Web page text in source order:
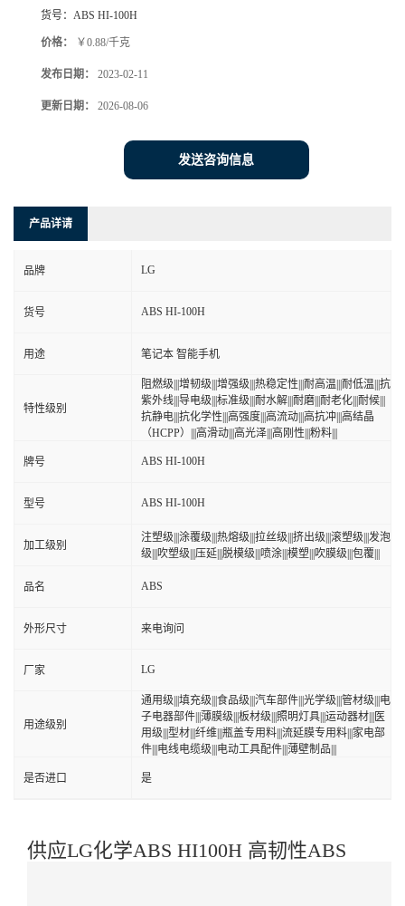
货号： ABS HI-100H
价格： ￥0.88/千克
发布日期： 2023-02-11
更新日期： 2026-08-06
发送咨询信息
产品详请
品牌 LG
货号 ABS HI-100H
用途 笔记本 智能手机
特性级别
阻燃级|||增韧级|||增强级|||热稳定性|||耐高温|||耐低温|||抗
紫外线|||导电级|||标准级|||耐水解|||耐磨|||耐老化|||耐候|||
抗静电|||抗化学性|||高强度|||高流动|||高抗冲|||高结晶
（HCPP）|||高滑动|||高光泽|||高刚性|||粉料|||
牌号 ABS HI-100H
型号 ABS HI-100H
加工级别
注塑级|||涂覆级|||热熔级|||拉丝级|||挤出级|||滚塑级|||发泡
级|||吹塑级|||压延|||脱模级|||喷涂|||模塑|||吹膜级|||包覆|||
品名 ABS
外形尺寸 来电询问
厂家 LG
用途级别
通用级|||填充级|||食品级|||汽车部件|||光学级|||管材级|||电
子电器部件|||薄膜级|||板材级|||照明灯具|||运动器材|||医
用级|||型材|||纤维|||瓶盖专用料|||流延膜专用料|||家电部
件|||电线电缆级|||电动工具配件|||薄壁制品|||
是否进口 是
供应LG化学ABS HI100H 高韧性ABS